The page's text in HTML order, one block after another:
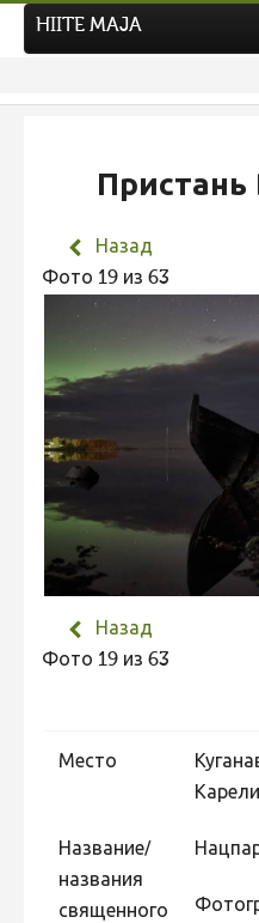
Hiite kuvavõistlus 2026
Фотоконкурс 2025
Не учитываются 2025
Видео 2025
Фотоконкурс 2024
Не учитываются 2024
Видео 2024
Фотоконкурс 2023
Не учитываются 2023
Фотоконкурс 2021
Фотоконкурс 2020
HIITE MAJA
Пристань
Назад
Фото 19 из 63
Назад
Фото 19 из 63
Место
Название/
названия
священного